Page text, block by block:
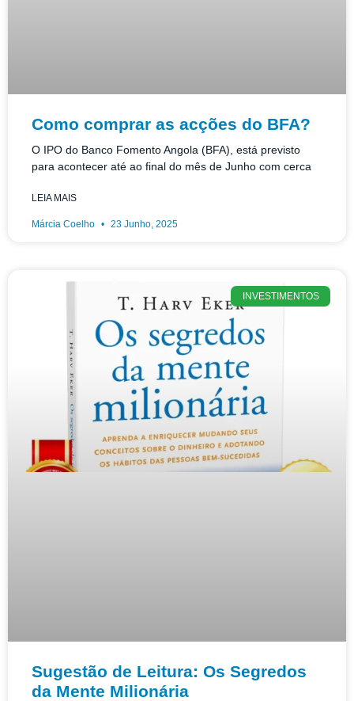
Como comprar as acções do BFA?
O IPO do Banco Fomento Angola (BFA), está previsto
para acontecer até ao final do mês de Junho com cerca
LEIA MAIS
Márcia Coelho 23 Junho, 2025
INVESTIMENTOS
Sugestão de Leitura: Os Segredos
da Mente Milionária